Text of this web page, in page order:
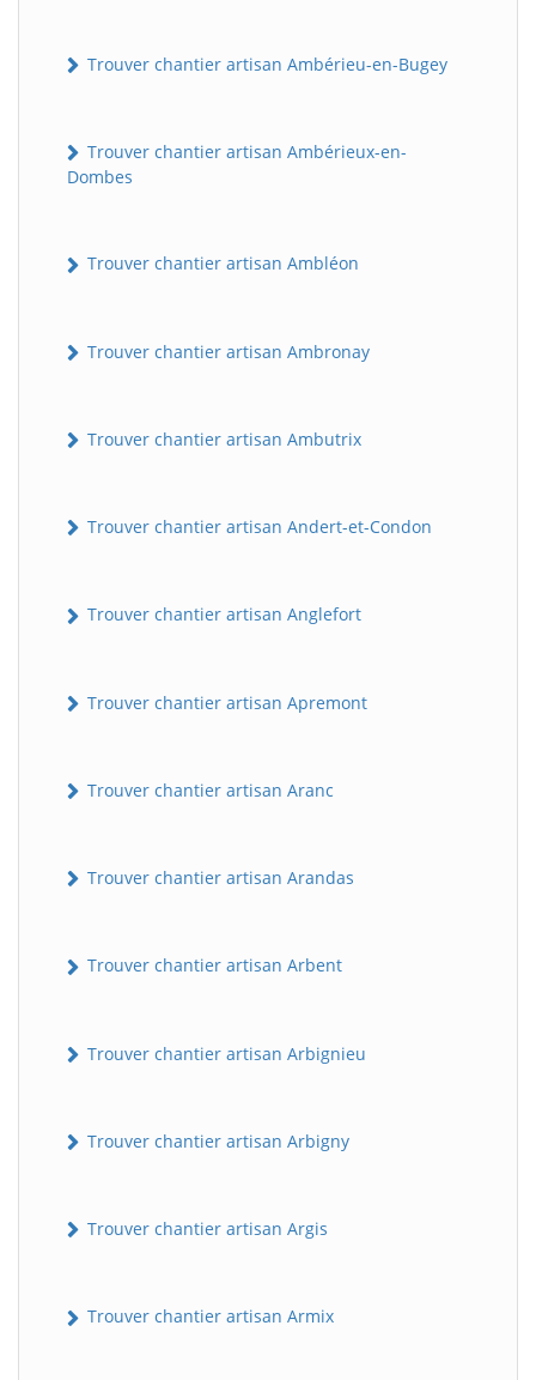
Trouver chantier artisan Ambérieu-en-Bugey
Trouver chantier artisan Ambérieux-en-
Dombes
Trouver chantier artisan Ambléon
Trouver chantier artisan Ambronay
Trouver chantier artisan Ambutrix
Trouver chantier artisan Andert-et-Condon
Trouver chantier artisan Anglefort
Trouver chantier artisan Apremont
Trouver chantier artisan Aranc
Trouver chantier artisan Arandas
Trouver chantier artisan Arbent
Trouver chantier artisan Arbignieu
Trouver chantier artisan Arbigny
Trouver chantier artisan Argis
Trouver chantier artisan Armix